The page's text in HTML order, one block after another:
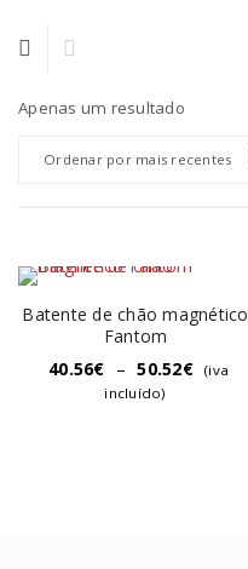
Apenas um resultado
Ordenar por mais recentes
Batente de chão magnético
Fantom
40.56€ – 50.52€
(iva
incluído)